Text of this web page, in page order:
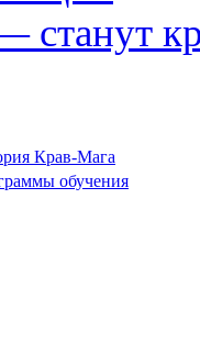
Крав-Мага
обучения